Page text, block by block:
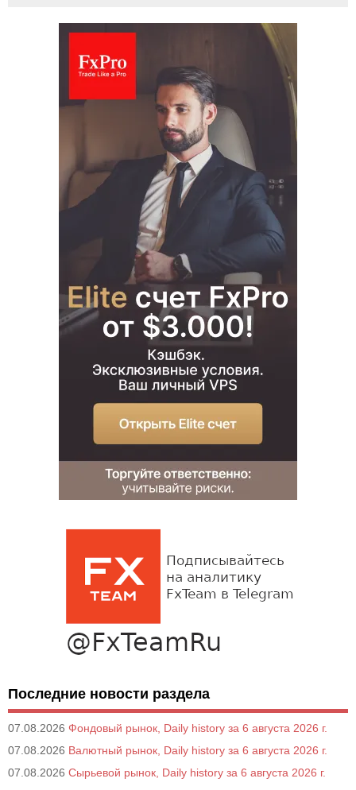
Последние новости раздела
07.08.2026 Фондовый рынок, Daily history за 6 августа 2026 г.
07.08.2026 Валютный рынок, Daily history за 6 августа 2026 г.
07.08.2026 Сырьевой рынок, Daily history за 6 августа 2026 г.